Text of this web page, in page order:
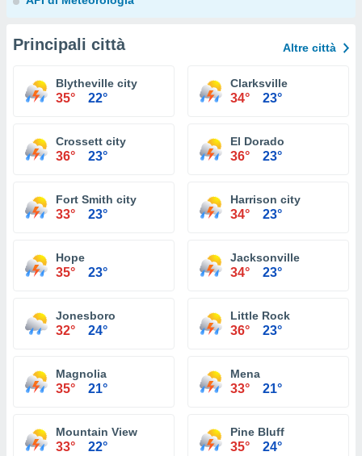
Principali città Altre città
Blytheville city
35° 22°
Clarksville
34° 23°
Crossett city
36° 23°
El Dorado
36° 23°
Fort Smith city
33° 23°
Harrison city
34° 23°
Hope
35° 23°
Jacksonville
34° 23°
Jonesboro
32° 24°
Little Rock
36° 23°
Magnolia
35° 21°
Mena
33° 21°
Mountain View
33° 22°
Pine Bluff
35° 24°